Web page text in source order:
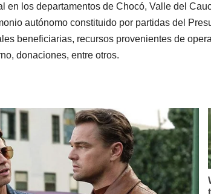
en los departamentos de Chocó, Valle del
autónomo constituido por partidas del
beneficiarias, recursos provenientes de
donaciones, entre otros.